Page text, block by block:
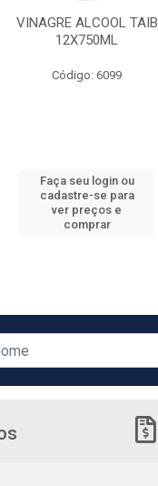
VINAGRE ALCOOL TAIB
12X750ML
Código: 6099
Faça seu login ou
cadastre-se para
ver preços e
comprar